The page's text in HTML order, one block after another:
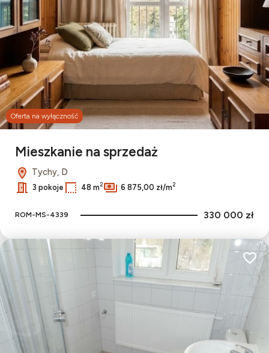
Oferta na wyłączność
Mieszkanie na sprzedaż
Tychy, D
3 pokoje 48 m2 6 875,00 zł/m2
ROM-MS-4339 330 000 zł
Dodaj